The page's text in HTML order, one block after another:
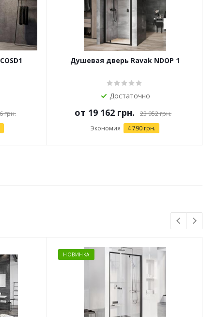
грн.
Душевая дверь Ravak NDOP 1
Достаточно
от 19 162 грн. 23 952 грн.
Экономия 4 790 грн.
НОВИНКА